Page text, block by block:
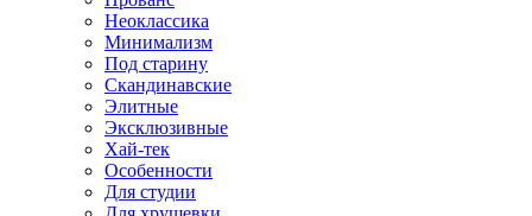
Неоклассика
Минимализм
Под старину
Скандинавские
Элитные
Эксклюзивные
Хай-тек
Особенности
Для студии